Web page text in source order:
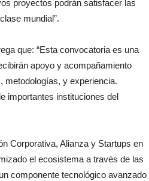
proyectos podrán satisfacer las
mundial”.
que: “Esta convocatoria es una
apoyo y acompañamiento
metodologías, y experiencia.
importantes instituciones del
Corporativa, Alianza y Startups en
el ecosistema a través de las
componente tecnológico avanzado